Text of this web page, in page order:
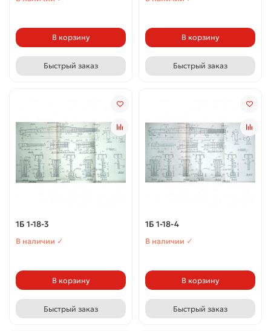
В корзину
Быстрый заказ
В корзину
Быстрый заказ
1Б 1-18-3
В наличии ✓
В корзину
Быстрый заказ
1Б 1-18-4
В наличии ✓
В корзину
Быстрый заказ